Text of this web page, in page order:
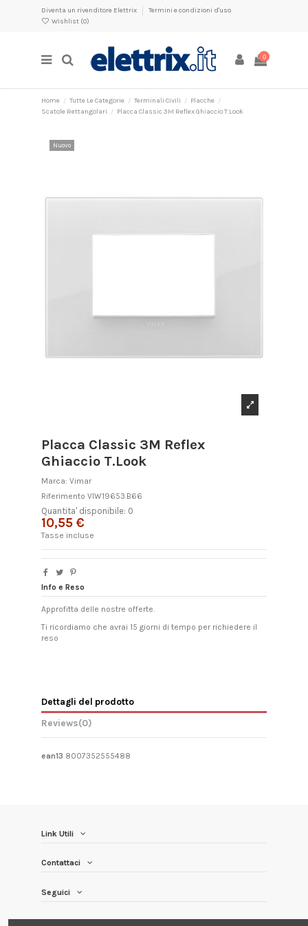
Diventa un rivenditore Elettrix
Termini e condizioni d'uso
Wishlist (0)
0
Home Tutte Le Categorie Terminali Civili
Placche
Scatole Rettangolari
Placca Classic 3M Reflex Ghiaccio T.Look
Nuovo
Placca Classic 3M Reflex
Ghiaccio T.Look
Marca: Vimar
Riferimento VIW19653.B66
Quantita' disponibile: 0
10,55 €
Tasse incluse
Info e Reso
Approfitta delle nostre offerte.
Ti ricordiamo che avrai 15 giorni di tempo per richiedere il
reso
Dettagli del prodotto
Reviews(0)
ean13 8007352555488
Link Utili
Contattaci
Seguici
Newsletter